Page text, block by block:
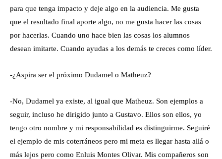
para que tenga impacto y deje algo en la audiencia. Me gusta
que el resultado final aporte algo, no me gusta hacer las cosas
por hacerlas. Cuando uno hace bien las cosas los alumnos
desean imitarte. Cuando ayudas a los demás te creces como líder.
-¿Aspira ser el próximo Dudamel o Matheuz?
-No, Dudamel ya existe, al igual que Matheuz. Son ejemplos a
seguir, incluso he dirigido junto a Gustavo. Ellos son ellos, yo
tengo otro nombre y mi responsabilidad es distinguirme. Seguiré
el ejemplo de mis coterráneos pero mi meta es llegar hasta allá o
más lejos pero como Enluis Montes Olivar. Mis compañeros son